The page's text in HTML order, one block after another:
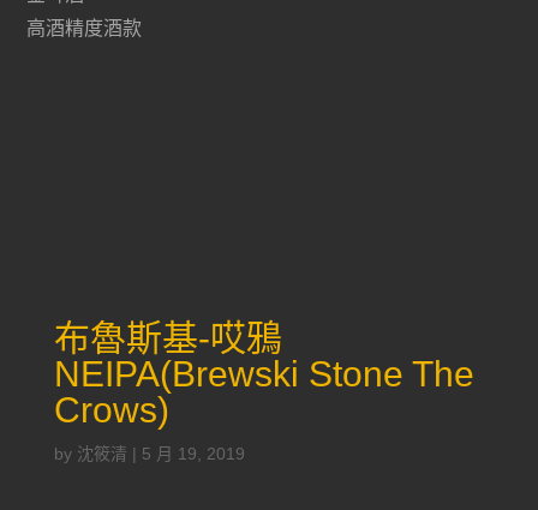
高酒精度酒款
布魯斯基-哎鴉
NEIPA(Brewski Stone The
Crows)
by 沈筱清 | 5 月 19, 2019